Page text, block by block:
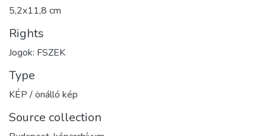
5,2x11,8 cm
Rights
Jogok: FSZEK
Type
KÉP / önálló kép
Source collection